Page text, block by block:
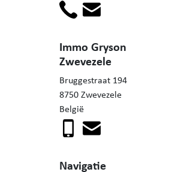
Immo Gryson
Zwevezele
Bruggestraat 194
8750 Zwevezele
België
Navigatie